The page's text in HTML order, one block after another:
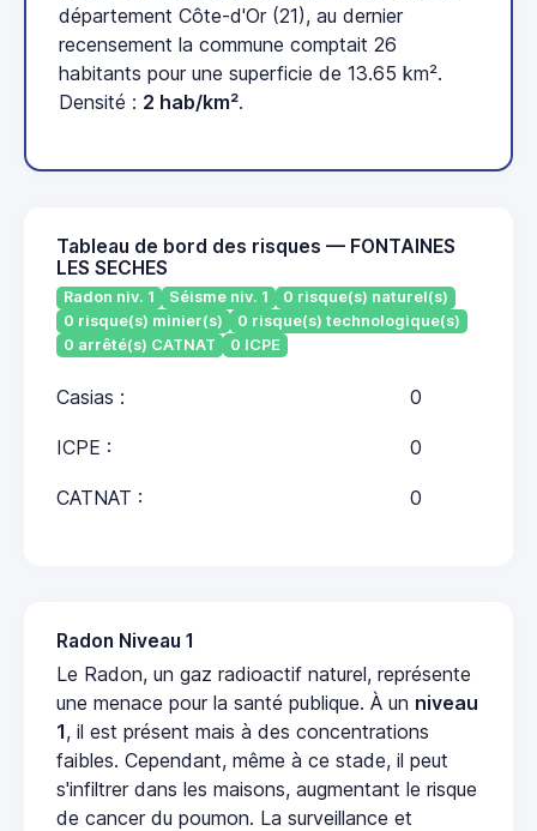
département Côte-d'Or (21), au dernier
recensement la commune comptait 26
habitants pour une superficie de 13.65 km².
Densité : 2 hab/km².
Tableau de bord des risques — FONTAINES
LES SECHES
Radon niv. 1 Séisme niv. 1
0 risque(s) naturel(s)
0 risque(s) minier(s)
0 risque(s) technologique(s)
0 arrêté(s) CATNAT
0 ICPE
Casias : 0
ICPE : 0
CATNAT : 0
Radon Niveau 1
Le Radon, un gaz radioactif naturel, représente
une menace pour la santé publique. À un niveau
1, il est présent mais à des concentrations
faibles. Cependant, même à ce stade, il peut
s'infiltrer dans les maisons, augmentant le risque
de cancer du poumon. La surveillance et